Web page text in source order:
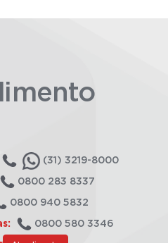
(31) 3219-8000
0800 283 8337
0800 940 5832
0800 580 3346